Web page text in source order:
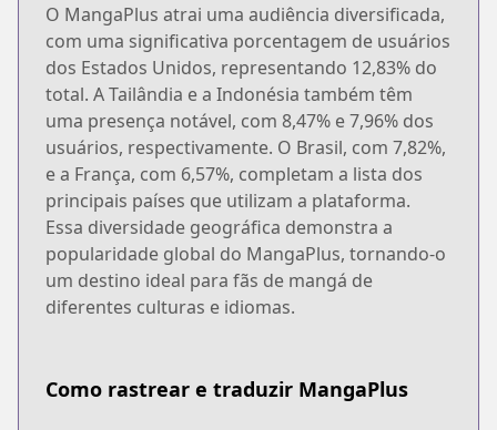
O MangaPlus atrai uma audiência diversificada,
com uma significativa porcentagem de usuários
dos Estados Unidos, representando 12,83% do
total. A Tailândia e a Indonésia também têm
uma presença notável, com 8,47% e 7,96% dos
usuários, respectivamente. O Brasil, com 7,82%,
e a França, com 6,57%, completam a lista dos
principais países que utilizam a plataforma.
Essa diversidade geográfica demonstra a
popularidade global do MangaPlus, tornando-o
um destino ideal para fãs de mangá de
diferentes culturas e idiomas.
Como rastrear e traduzir MangaPlus